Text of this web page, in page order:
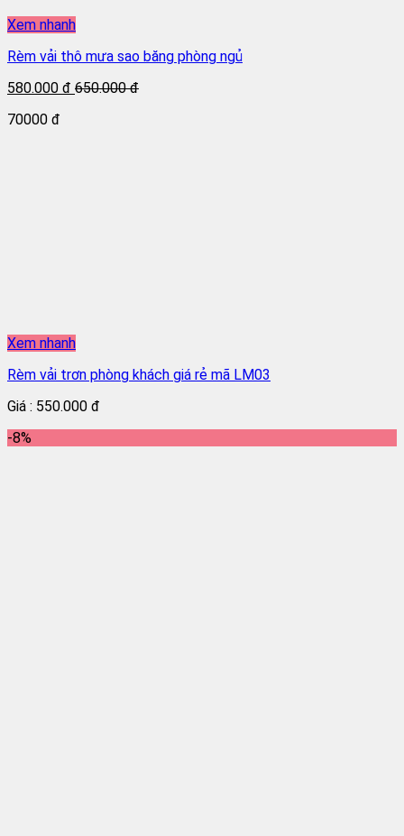
Xem nhanh
Rèm vải thô mưa sao băng phòng ngủ
580.000 đ 650.000 đ
70000 đ
Xem nhanh
Rèm vải trơn phòng khách giá rẻ mã LM03
Giá : 550.000 đ
-8%